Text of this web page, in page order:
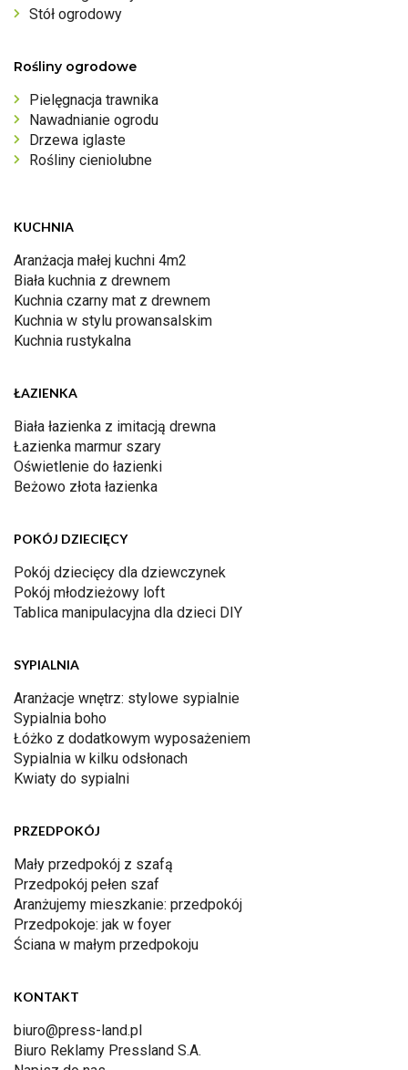
Stół ogrodowy
Rośliny ogrodowe
Pielęgnacja trawnika
Nawadnianie ogrodu
Drzewa iglaste
Rośliny cieniolubne
KUCHNIA
Aranżacja małej kuchni 4m2
Biała kuchnia z drewnem
Kuchnia czarny mat z drewnem
Kuchnia w stylu prowansalskim
Kuchnia rustykalna
ŁAZIENKA
Biała łazienka z imitacją drewna
Łazienka marmur szary
Oświetlenie do łazienki
Beżowo złota łazienka
POKÓJ DZIECIĘCY
Pokój dziecięcy dla dziewczynek
Pokój młodzieżowy loft
Tablica manipulacyjna dla dzieci DIY
SYPIALNIA
Aranżacje wnętrz: stylowe sypialnie
Sypialnia boho
Łóżko z dodatkowym wyposażeniem
Sypialnia w kilku odsłonach
Kwiaty do sypialni
PRZEDPOKÓJ
Mały przedpokój z szafą
Przedpokój pełen szaf
Aranżujemy mieszkanie: przedpokój
Przedpokoje: jak w foyer
Ściana w małym przedpokoju
KONTAKT
biuro@press-land.pl
Biuro Reklamy Pressland S.A.